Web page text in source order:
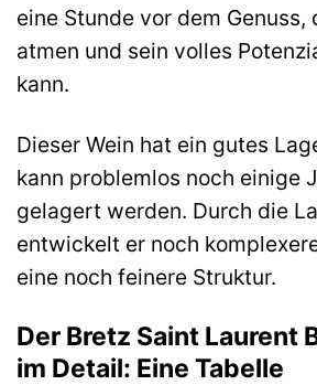
eine Stunde vor dem Genuss,
atmen und sein volles
kann.
Dieser Wein hat ein gutes
kann problemlos noch einige
gelagert werden. Durch die
entwickelt er noch
eine noch feinere Struktur.
Der Bretz Saint Laurent
im Detail: Eine Tabelle